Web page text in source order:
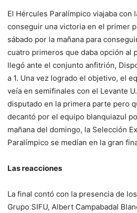
El Hércules Paralímpico viajaba con
conseguir una victoria en el primer
sábado por la mañana para
cuatro primeros que daba opción al
llegó ante el conjunto anfitrión,
a 1. Una vez logrado el objetivo, el
veía en semifinales con el Levante
disputado en la primera parte pero
decantó por el equipo blanquiazul
mañana del domingo, la Selección
Paralímpico se medían en la gran
Las reacciones
La final contó con la presencia de
Grupo SIFU, Albert Campabadal